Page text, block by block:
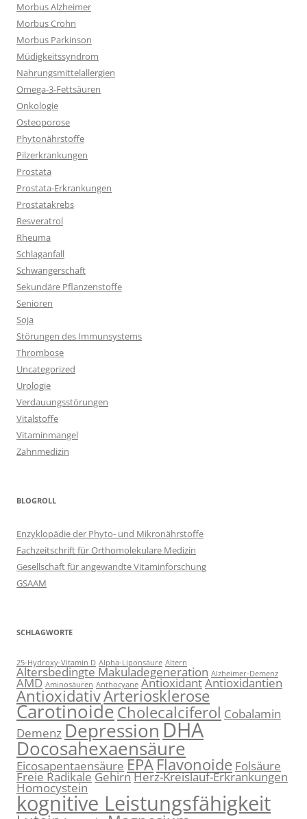
Morbus Alzheimer
Morbus Crohn
Morbus Parkinson
Müdigkeitssyndrom
Nahrungsmittelallergien
Omega-3-Fettsäuren
Onkologie
Osteoporose
Phytonährstoffe
Pilzerkrankungen
Prostata
Prostata-Erkrankungen
Prostatakrebs
Resveratrol
Rheuma
Schlaganfall
Schwangerschaft
Sekundäre Pflanzenstoffe
Senioren
Soja
Störungen des Immunsystems
Thrombose
Uncategorized
Urologie
Verdauungsstörungen
Vitalstoffe
Vitaminmangel
Zahnmedizin
BLOGROLL
Enzyklopädie der Phyto- und Mikronährstoffe
Fachzeitschrift für Orthomolekulare Medizin
Gesellschaft für angewandte Vitaminforschung
GSAAM
SCHLAGWORTE
25-Hydroxy-Vitamin D Alpha-Liponsäure Altern
Altersbedingte Makuladegeneration Alzheimer-Demenz
AMD Aminosäuren Anthocyane AntioxidantAntioxidantien
AntioxidativArteriosklerose
CarotinoideCholecalciferol Cobalamin
Demenz DepressionDHA
Docosahexaensäure
Eicosapentaensäure EPAFlavonoide Folsäure
Freie RadikaleGehirnHerz-Kreislauf-Erkrankungen
Homocystein
kognitive Leistungsfähigkeit